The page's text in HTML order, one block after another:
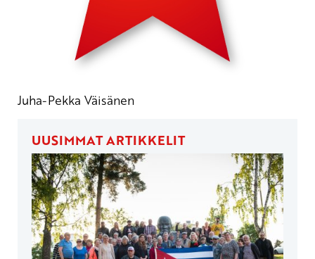
Juha-Pekka Väisänen
UUSIMMAT ARTIKKELIT